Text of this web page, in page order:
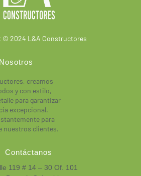
© 2024 L&A Constructores
creamos
y con estilo,
para garantizar
excepcional.
para
nuestros clientes.
Contáctanos
119 # 14 – 30 Of. 101